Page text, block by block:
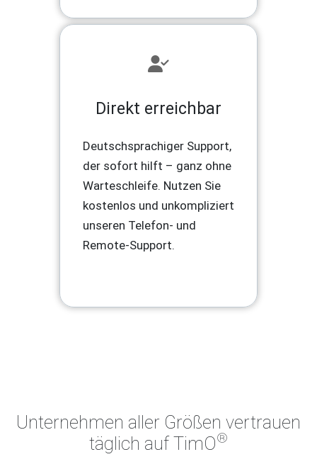
Direkt erreichbar
Deutschsprachiger Support,
der sofort hilft – ganz ohne
Warteschleife. Nutzen Sie
kostenlos und unkompliziert
unseren Telefon- und
Remote-Support.
Unternehmen aller Größen vertrauen
täglich auf TimO®